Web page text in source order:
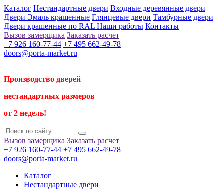
Каталог Нестандартные двери Входные деревянные двери
Двери Эмаль крашенные Глянцевые двери Тамбурные двери
Двери крашенные по RAL Наши работы Контакты
Вызов замерщика Заказать расчет
+7 926 160-77-44 +7 495 662-49-78
doors@porta-market.ru
Производство дверей
нестандартных размеров
от 2 недель!
Вызов замерщика Заказать расчет
+7 926 160-77-44 +7 495 662-49-78
doors@porta-market.ru
Каталог
Нестандартные двери